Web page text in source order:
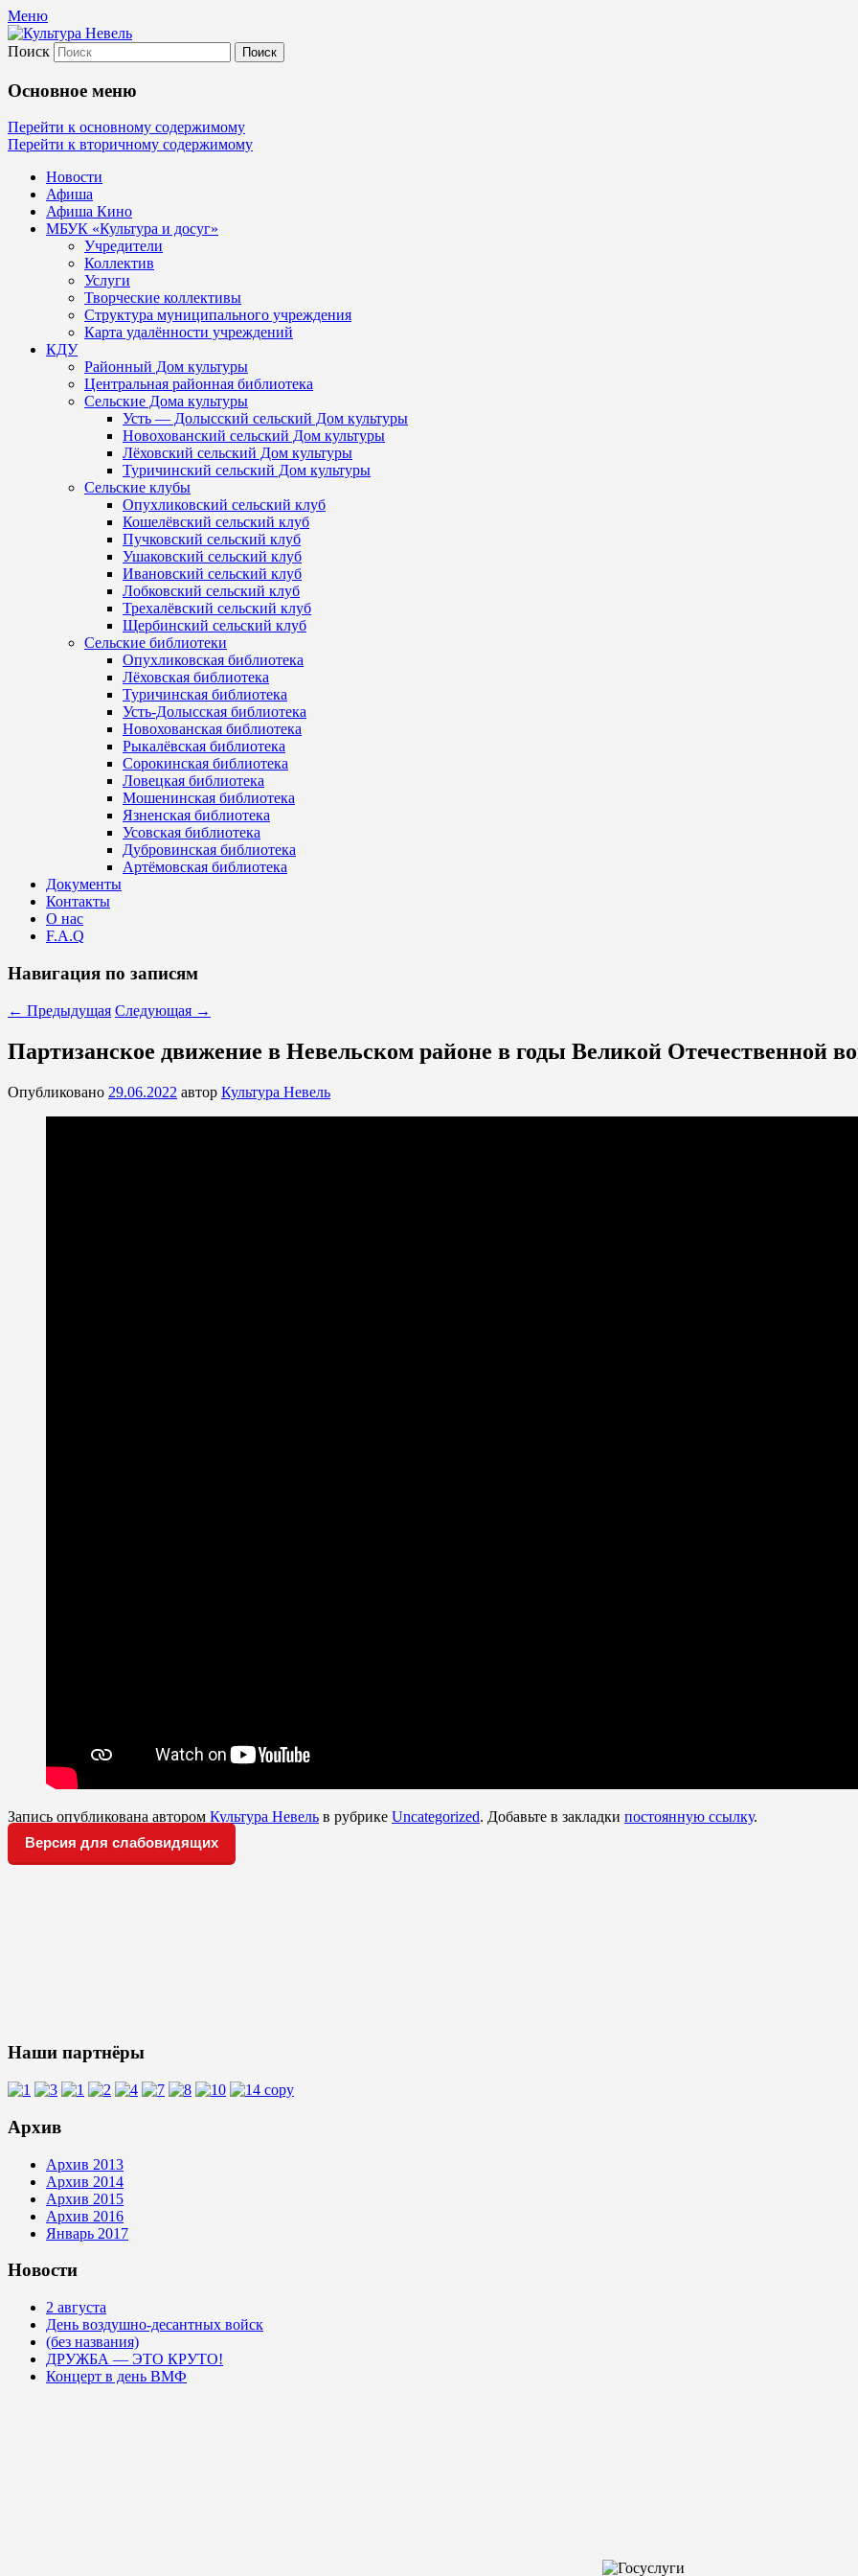
Меню
Культура Невель
МБУК Невельского района "Культура и досуг"
Поиск
Основное меню
Перейти к основному содержимому
Перейти к вторичному содержимому
Новости
Афиша
Афиша Кино
МБУК «Культура и досуг»
Учредители
Коллектив
Услуги
Творческие коллективы
Структура муниципального учреждения
Карта удалённости учреждений
КДУ
Районный Дом культуры
Центральная районная библиотека
Сельские Дома культуры
Усть — Долысский сельский Дом культуры
Новохованский сельский Дом культуры
Лёховский сельский Дом культуры
Туричинский сельский Дом культуры
Сельские клубы
Опухликовский сельский клуб
Кошелёвский сельский клуб
Пучковский сельский клуб
Ушаковский сельский клуб
Ивановский сельский клуб
Лобковский сельский клуб
Трехалёвский сельский клуб
Щербинский сельский клуб
Сельские библиотеки
Опухликовская библиотека
Лёховская библиотека
Туричинская библиотека
Усть-Долысская библиотека
Новохованская библиотека
Рыкалёвская библиотека
Сорокинская библиотека
Ловецкая библиотека
Мошенинская библиотека
Язненская библиотека
Усовская библиотека
Дубровинская библиотека
Артёмовская библиотека
Документы
Контакты
О нас
F.A.Q
Навигация по записям
← Предыдущая Следующая →
Партизанское движение в Невельском районе в годы Великой Отечественной
Опубликовано 29.06.2022 автор Культура Невель
Запись опубликована автором Культура Невель в рубрике Uncategorized. Добавьте в закладки постоянную ссылку.
Версия для слабовидящих
Наши партнёры
Архив
Архив 2013
Архив 2014
Архив 2015
Архив 2016
Январь 2017
Новости
2 августа
День воздушно-десантных войск
(без названия)
ДРУЖБА — ЭТО КРУТО!
Концерт в день ВМФ